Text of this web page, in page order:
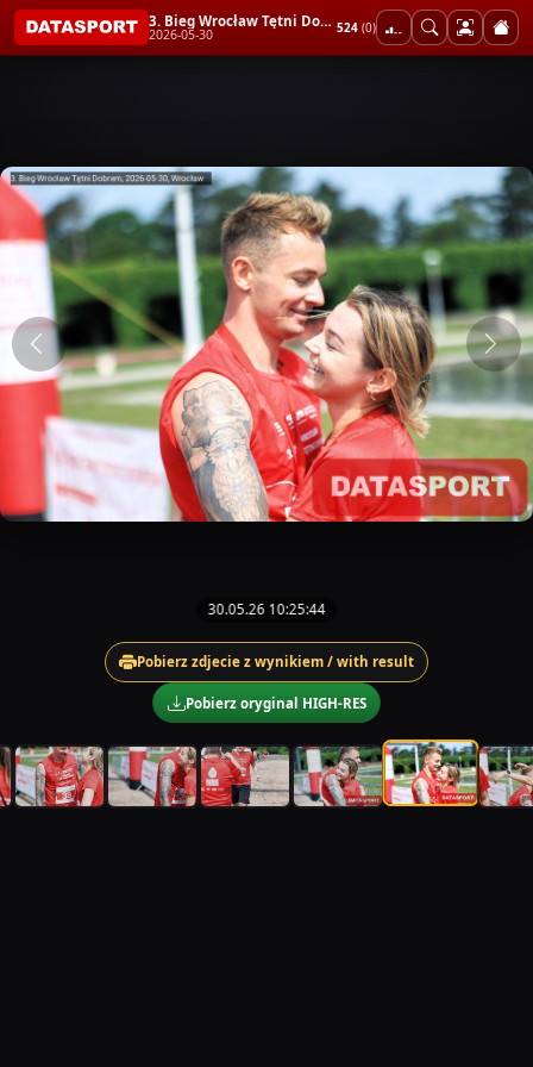
3. Bieg Wrocław Tętni Dobrem
2026-05-30 524 (0)
30.05.26 10:25:44
Pobierz zdjecie z wynikiem / with result
Pobierz oryginal HIGH-RES